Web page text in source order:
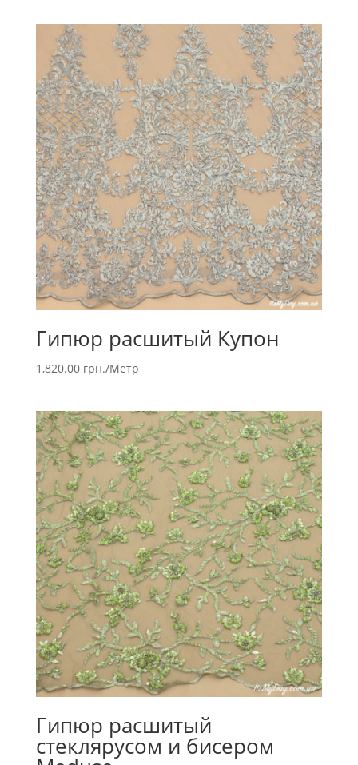
Гипюр расшитый Купон
1,820.00 грн./Метр
Гипюр расшитый
стеклярусом и бисером